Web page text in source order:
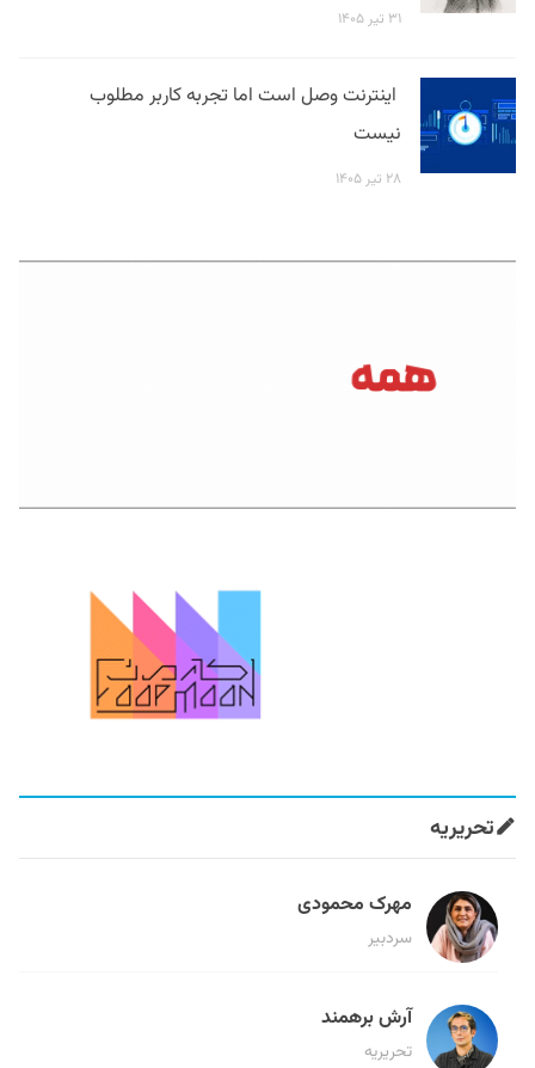
۳۱ تیر ۱۴۰۵
اینترنت وصل است اما تجربه کاربر مطلوب
نیست
۲۸ تیر ۱۴۰۵
تحریریه
مهرک محمودی
سردبیر
آرش برهمند
تحریریه